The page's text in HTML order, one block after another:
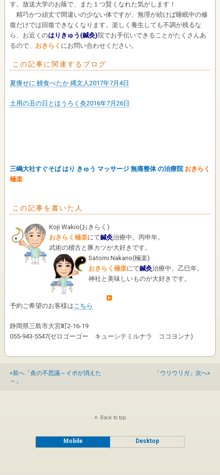
す。放送大学のお蔭で、また１つ賢くなれた気がします！
精巧かつ頑丈で間違いの少ない体ですが、無理が続けば睡眠中の修
復だけでは回復できなくなります。楽しく養生しても不調が残るな
ら、お近くのはりきゅう(鍼灸)院でお手伝いできることがたくさんあ
るので、 おきらく にお問い合わせください。
この記事に関連するブログ
夏痩せに 鰻食べたか 縄文人2017年7月4日
土用の丑の日とほうろく灸2016年7月26日
三嶋大社すぐそば はり きゅう マッサージ 無痛整体 の治療院 おきらく
極楽
この記事を書いた人
Koji Wakio(おきらく )
おきらく極楽にて鍼灸治療中。丙申年。
武術の稽古と豚カツが大好きです。
Satomi Nakano(極楽)
おきらく極楽にて鍼灸治療中。乙巳年。
神社と美味しいものが大好きです。
予約ご希望のお客様は こちら
静岡県三島市大宮町2-16-19
055-943-5547(ゼロゴーゴー キューシテミルナラ ココヨンナ)
«前へ「灸の不思議～イボが消えた
～」
「ウリウリガ」次へ»
Back to top
Mobile Desktop